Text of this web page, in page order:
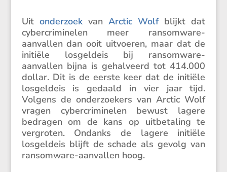
Uit onder­zoekvanArctic Wolfblijkt dat
cyber­cri­mi­nelen meer ransom­ware-
aanvallen dan ooit uitvoeren, maar dat de
initiële losgeldeis bij ransom­ware-
aanvallen bijna is gehal­veerd tot 414.000
dollar. Dit is de eerste keer dat de initiële
losgeldeis is gedaald in vier jaar tijd.
Volgens de onder­zoe­kers van Arctic Wolf
vragen cyber­cri­mi­nelen bewust lagere
bedragen om de kans op uitbe­ta­ling te
vergroten. Ondanks de lagere initiële
losgeldeis blijft de schade als gevolg van
ransom­ware-aanvallen hoog.